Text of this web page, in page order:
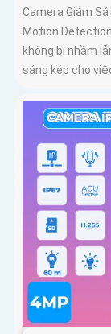
Camera Giám
Motion
không bị nhầm
sáng kép cho